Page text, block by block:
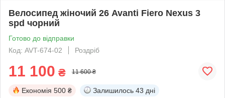
Велосипед жіночий 26 Avanti Fiero Nexus 3
spd чорний
Готово до відправки
Код: AVT-674-02
Роздріб
11 100 ₴ 11 600 ₴
Економія 500 ₴ Залишилось 43 дні